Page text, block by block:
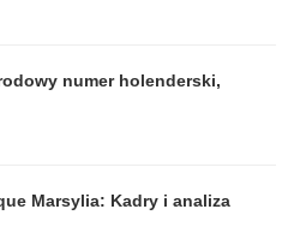
numer holenderski,
Marsylia: Kadry i analiza